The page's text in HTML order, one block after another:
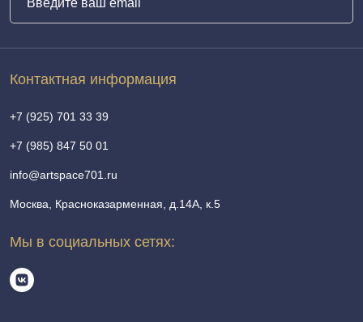
Контактная информация
+7 (925) 701 33 39
+7 (985) 847 50 01
info@artspace701.ru
Москва, Красноказарменная, д.14А, к.5
Мы в социальных сетях: